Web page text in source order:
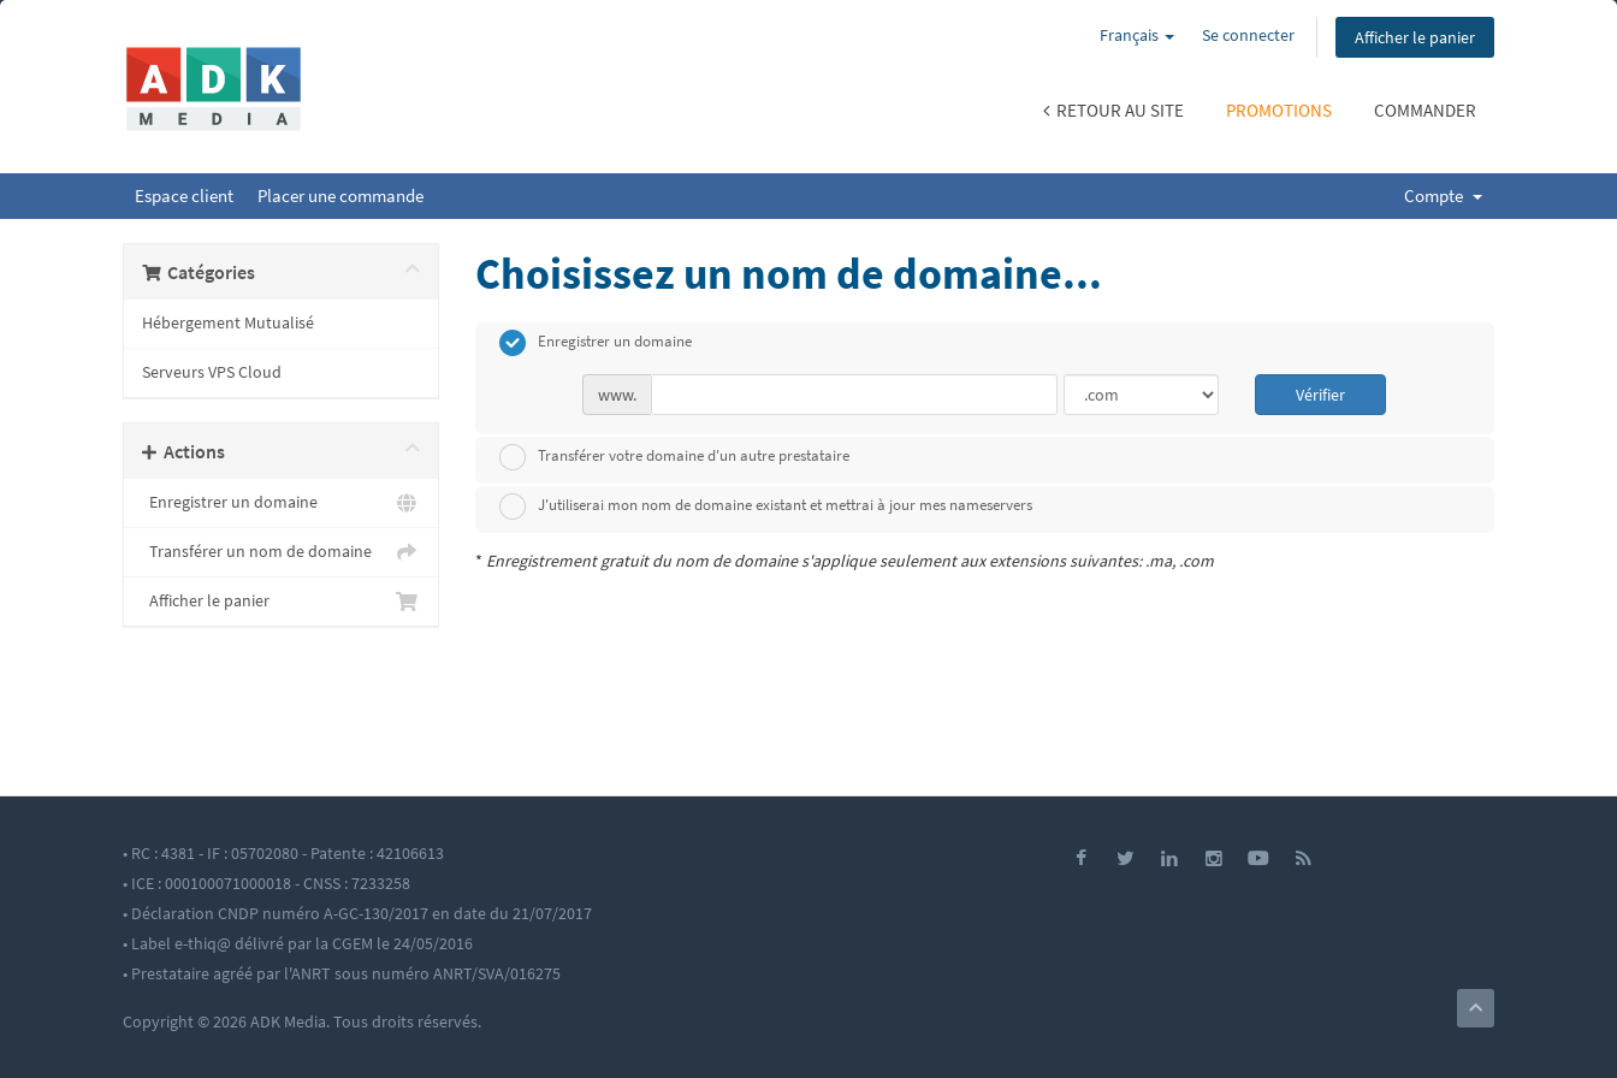
Français Se connecter Afficher le panier
RETOUR AU SITE PROMOTIONS COMMANDER
Espace client Placer une commande Compte
Catégories
Hébergement Mutualisé
Serveurs VPS Cloud
Actions
Enregistrer un domaine
Transférer un nom de domaine
Afficher le panier
Choisissez un nom de domaine...
Enregistrer un domaine
www. Vérifier
Transférer votre domaine d'un autre prestataire
J'utiliserai mon nom de domaine existant et mettrai à jour mes nameservers
* Enregistrement gratuit du nom de domaine s'applique seulement aux extensions suivantes: .ma, .com
• RC : 4381 - IF : 05702080 - Patente : 42106613
• ICE : 000100071000018 - CNSS : 7233258
• Déclaration CNDP numéro A-GC-130/2017 en date du 21/07/2017
• Label e-thiq@ délivré par la CGEM le 24/05/2016
• Prestataire agréé par l'ANRT sous numéro ANRT/SVA/016275
Copyright © 2026 ADK Media. Tous droits réservés.